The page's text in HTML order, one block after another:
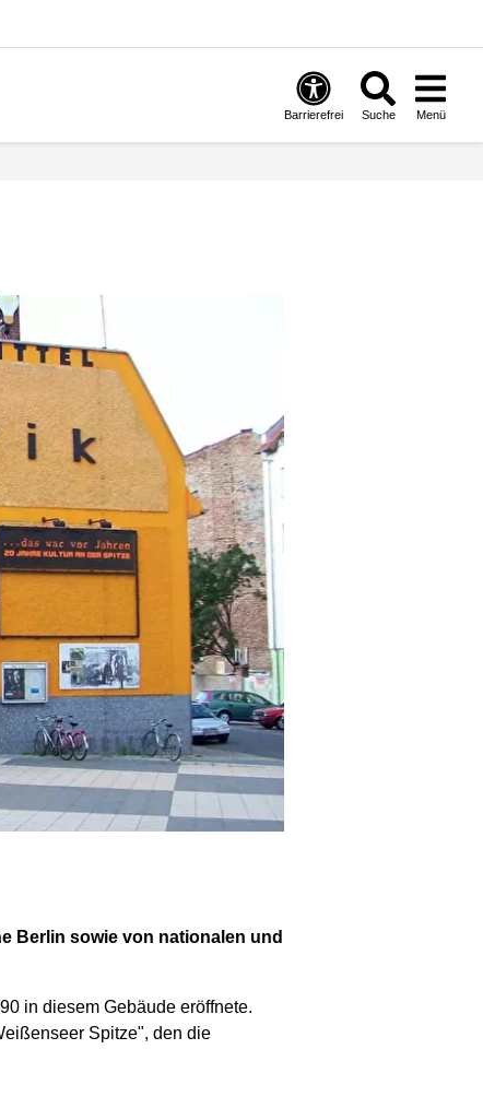
Barrierefrei Suche Menü
Berlin sowie von nationalen und
in diesem Gebäude eröffnete.
Spitze", den die